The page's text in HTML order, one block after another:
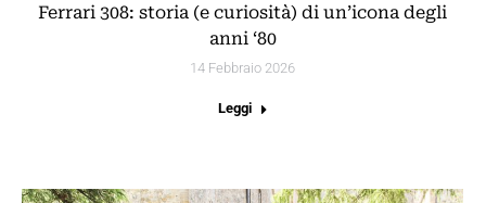
Ferrari 308: storia (e curiosità) di un’icona degli
anni ‘80
14 Febbraio 2026
Leggi